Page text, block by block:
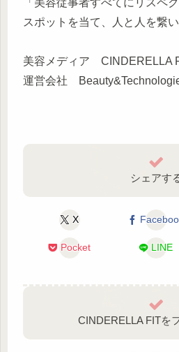
「美容従事者すべてにリスペ
スポットを当て、人と人を繋い
美容メディア CINDERELLA
運営会社
シェアす
X
Pocket LINE
CINDERELLA FITを